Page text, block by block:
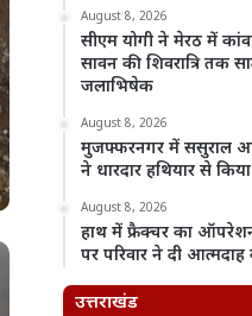
August 8, 2026
सीएम योगी ने मेरठ में
सावन की शिवरात्रि तक
जलाभिषेक
August 8, 2026
मुजफ्फरनगर में ससुराल
ने धारदार हथियार से
August 8, 2026
हाथ में फ्रैक्चर का
पर परिवार ने दी
उत्तराखंड